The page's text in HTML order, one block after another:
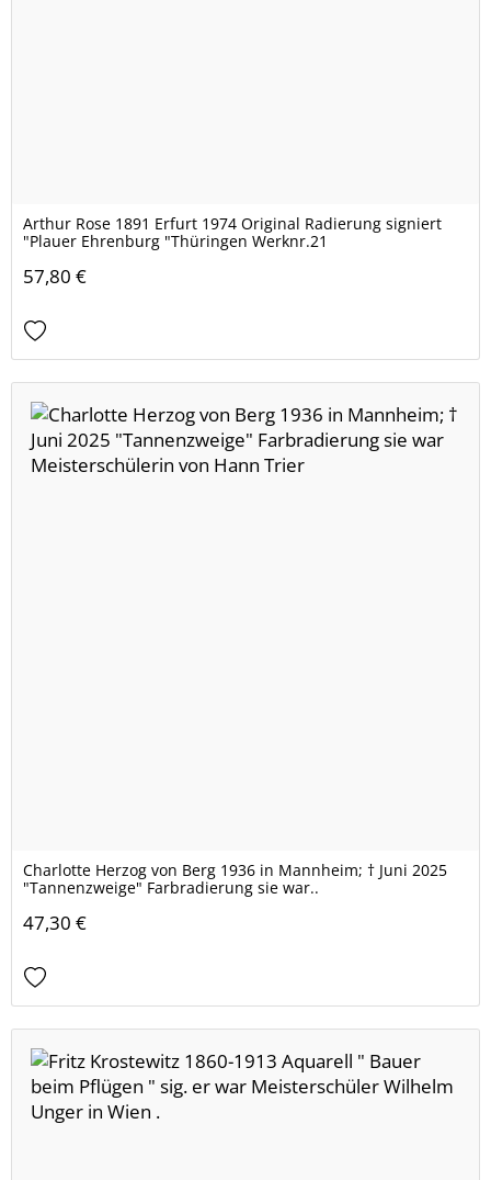
Arthur Rose 1891 Erfurt 1974 Original Radierung signiert
"Plauer Ehrenburg "Thüringen Werknr.21
57,80 €
Charlotte Herzog von Berg 1936 in Mannheim; † Juni 2025
"Tannenzweige" Farbradierung sie war..
47,30 €